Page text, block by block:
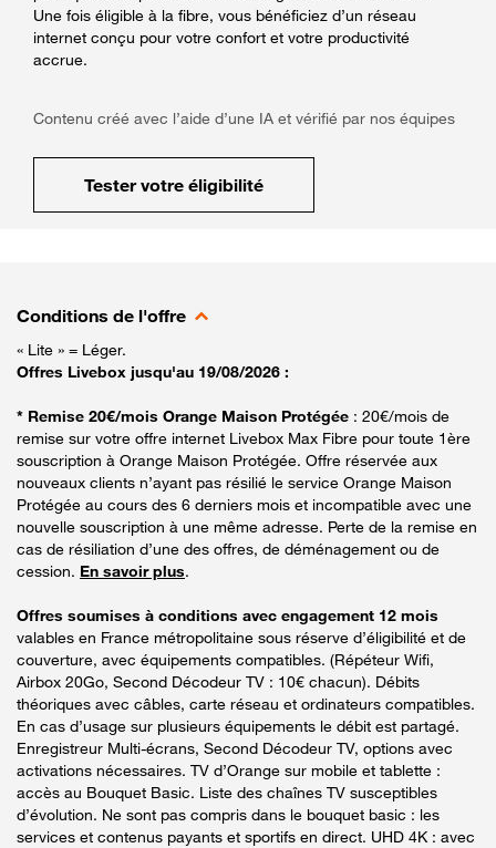
Une fois éligible à la fibre, vous bénéficiez d’un réseau
internet conçu pour votre confort et votre productivité
accrue.
Contenu créé avec l’aide d’une IA et vérifié par nos équipes
Tester votre éligibilité
Conditions de l'offre
« Lite » = Léger.
Offres Livebox jusqu'au 19/08/2026 :
* Remise 20€/mois Orange Maison Protégée : 20€/mois de
remise sur votre offre internet Livebox Max Fibre pour toute 1ère
souscription à Orange Maison Protégée. Offre réservée aux
nouveaux clients n’ayant pas résilié le service Orange Maison
Protégée au cours des 6 derniers mois et incompatible avec une
nouvelle souscription à une même adresse. Perte de la remise en
cas de résiliation d’une des offres, de déménagement ou de
cession. En savoir plus.
Offres soumises à conditions avec engagement 12 mois
valables en France métropolitaine sous réserve d’éligibilité et de
couverture, avec équipements compatibles. (Répéteur Wifi,
Airbox 20Go, Second Décodeur TV : 10€ chacun). Débits
théoriques avec câbles, carte réseau et ordinateurs compatibles.
En cas d’usage sur plusieurs équipements le débit est partagé.
Enregistreur Multi-écrans, Second Décodeur TV, options avec
activations nécessaires. TV d’Orange sur mobile et tablette :
accès au Bouquet Basic. Liste des chaînes TV susceptibles
d’évolution. Ne sont pas compris dans le bouquet basic : les
services et contenus payants et sportifs en direct. UHD 4K : avec